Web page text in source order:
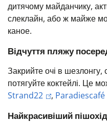
дитячому майданчику,
слеклайн, або ж майже
каное.
Відчуття пляжу
Закрийте очі в шезлонгу,
потягуйте коктейлі. Це
Strand22
, Paradiescafé
Найкрасивіший